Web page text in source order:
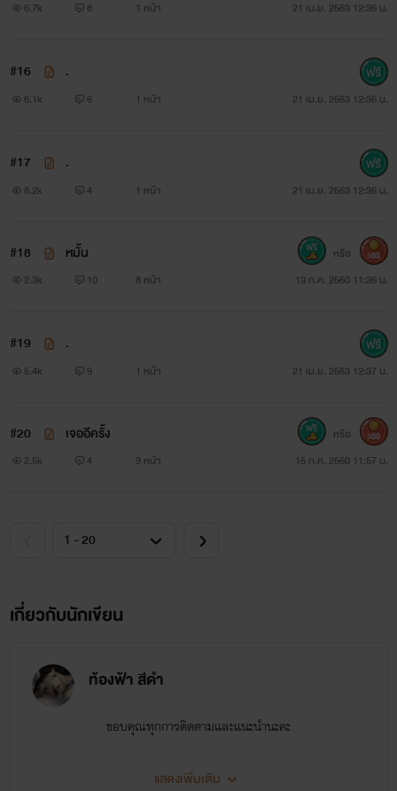
6.7k 8 1 หน้า 21 เม.ย. 2563 12:36 น.
#16 .
6.1k 6 1 หน้า 21 เม.ย. 2563 12:36 น.
#17 .
8.2k 4 1 หน้า 21 เม.ย. 2563 12:36 น.
#18 หมั้น
2.3k 10 8 หน้า 13 ก.ค. 2560 11:36 น.
หรือ 300
#19 .
5.4k 9 1 หน้า 21 เม.ย. 2563 12:37 น.
#20 เจออีครั้ง
2.5k 4 9 หน้า 15 ก.ค. 2560 11:57 น.
หรือ 300
เกี่ยวกับนักเขียน
ท้องฟ้า สีดำ
ขอบคุณทุกการติดตามและแนะนำนะคะ
แสดงเพิ่มเติม